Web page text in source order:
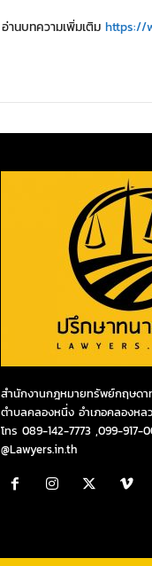
อ่านบทความเพิ่มเติมhttps://
สำนักงานกฎหมายทรัพย์กฤษด
ตำบลคลองหนึ่ง อำเภอคลองหล
โทร 089-142-7773 ,099-917-
@Lawyers.in.th